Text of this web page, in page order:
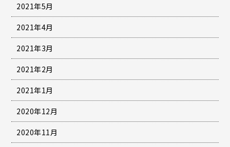
2021年5月
2021年4月
2021年3月
2021年2月
2021年1月
2020年12月
2020年11月